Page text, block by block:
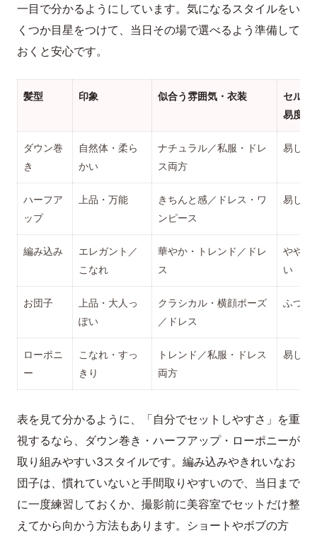
一目で分かるようにしています。気になるスタイルをい
くつか目星をつけて、当日その場で選べるよう準備して
おくと安心です。
髪型 印象 似合う雰囲気・衣装
セルフ
易度
ダウン巻
き
自然体・柔ら
かい
ナチュラル／私服・ドレ
ス両方
易しい
ハーフア
ップ
上品・万能
きちんと感／ドレス・ワ
ンピース
易しい
編み込み
エレガント／
こなれ
華やか・トレンド／ドレ
ス
やや難
い
お団子
上品・大人っ
ぽい
クラシカル・横顔ポーズ
／ドレス
ふつう
ローポニ
ー
こなれ・すっ
きり
トレンド／私服・ドレス
両方
易しい
表を見て分かるように、「自分でセットしやすさ」を重
視するなら、ダウン巻き・ハーフアップ・ローポニーが
取り組みやすい3スタイルです。編み込みやきれいなお
団子は、慣れていないと手間取りやすいので、当日まで
に一度練習しておくか、撮影前に美容室でセットだけ整
えてから向かう方法もあります。ショートやボブの方